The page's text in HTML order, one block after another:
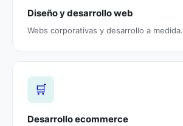
Diseño y desarrollo web
Webs corporativas y desarrollo a medida.
🛒
Desarrollo ecommerce